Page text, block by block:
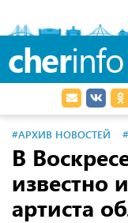
cherinfo
#АРХИВ НОВОСТЕЙ
В
известно
артиста